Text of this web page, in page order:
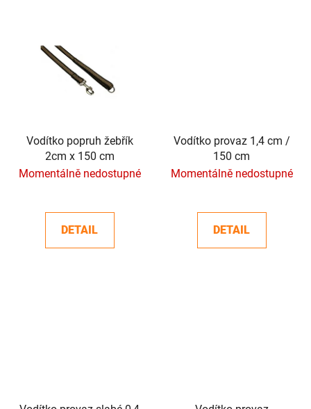
Vodítko popruh žebřík
2cm x 150 cm
Momentálně nedostupné
DETAIL
Vodítko provaz 1,4 cm /
150 cm
Momentálně nedostupné
DETAIL